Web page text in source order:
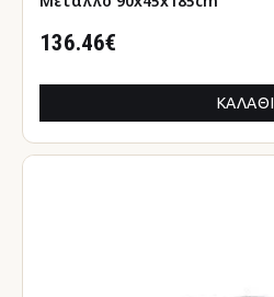
136.46€
ΚΑΛΆΘΙ